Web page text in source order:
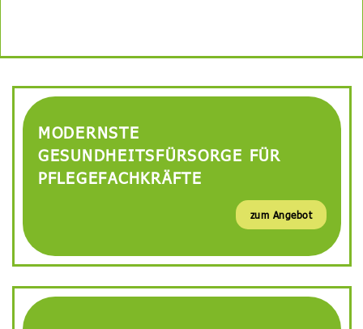
MODERNSTE
GESUNDHEITSFÜRSORGE FÜR
PFLEGEFACHKRÄFTE
zum Angebot